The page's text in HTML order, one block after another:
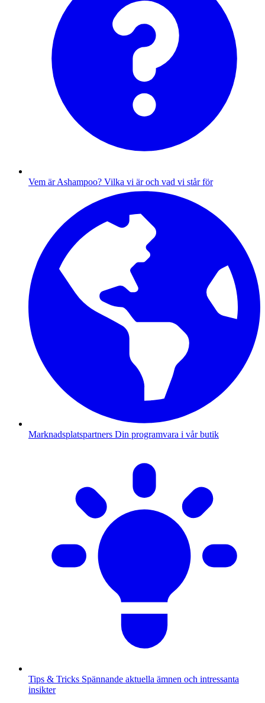
Vem är Ashampoo? Vilka vi är och vad vi står för
Marknadsplatspartners Din programvara i vår butik
Tips & Tricks Spännande aktuella ämnen och intressanta
insikter